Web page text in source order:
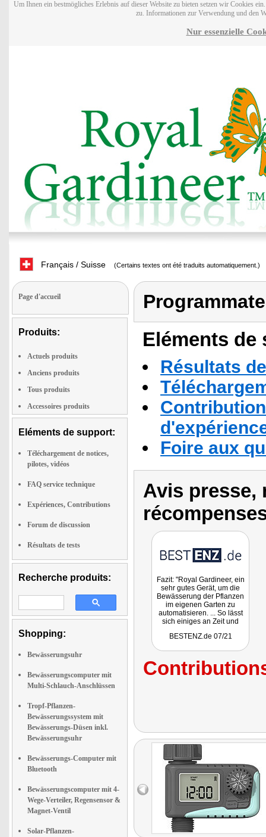
Um Ihnen ein bestmögliches Erlebnis auf dieser Website zu bieten setzen wir Cookies
zu. Informationen zur Verwendung und den
Nur essenzielle
Français / Suisse (Certains textes ont été traduits automatiquement.)
Page d'accueil
Produits:
Actuels produits
Anciens produits
Tous produits
Accessoires produits
Eléments de support:
Téléchargement de notices,
pilotes, vidéos
FAQ service technique
Expériences, Contributions
Forum de discussion
Résultats de tests
Recherche produits:
Shopping:
Bewässerungsuhr
Bewässerungscomputer mit
Multi-Schlauch-Anschlüssen
Tropf-Pflanzen-
Bewässerungssystem mit
Bewässerungs-Düsen inkl.
Bewässerungsuhr
Bewässerungs-Computer mit
Bluetooth
Bewässerungscomputer mit 4-
Wege-Verteiler, Regensensor &
Magnet-Ventil
Solar-Pflanzen-
Eléments
Résultats
Foire aux
Avis presse,
Fazit: "Royal Gardineer, ein
sehr gutes Gerät, um die
Bewässerung der Pflanzen
im eigenen Garten zu
automatisieren. ... So lässt
sich einiges an Zeit und
BESTENZ.de 07/21